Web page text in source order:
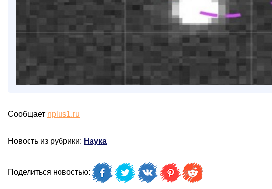
Сообщает nplus1.ru
Новость из рубрики: Наука
Поделиться новостью: